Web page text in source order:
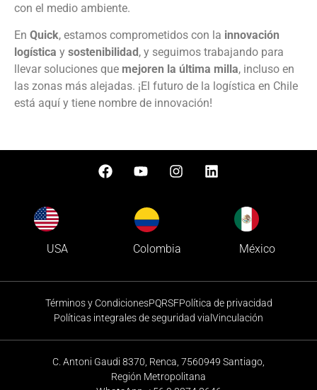
con el medio ambiente.
En Quick, estamos comprometidos con la innovación
logística y sostenibilidad, y seguimos trabajando para
llevar soluciones que mejoren la última milla, incluso en
las zonas más alejadas. ¡El futuro de la logística en Chile
está aquí y tiene nombre de innovación!
USA Colombia México
Términos y CondicionesPQRSFPolítica de privacidad
Políticas integrales de seguridad vial Vinculación
C. Antoni Gaudi 8370, Renca, 7560949 Santiago,
Región Metropolitana